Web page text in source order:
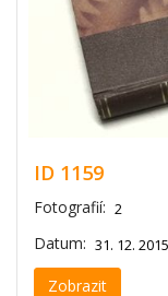
ID 1159
Fotografií: 2
Datum: 31. 12. 2015
Zobrazit